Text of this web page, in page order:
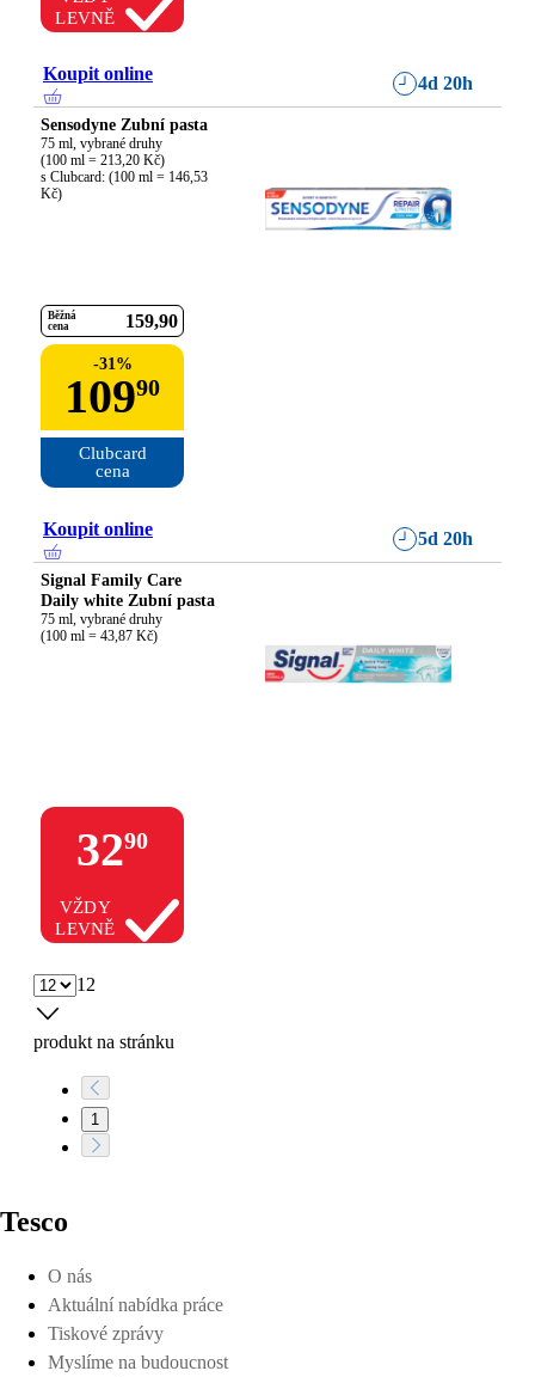
LEVNĚ
Koupit online 4d 20h
Sensodyne Zubní pasta
75 ml, vybrané druhy
(100 ml = 213,20 Kč)
s Clubcard: (100 ml = 146,53
Kč)
Běžná
cena
159 90
-31%
10990
Clubcard
cena
Koupit online 5d 20h
Signal Family Care
Daily white Zubní pasta
75 ml, vybrané druhy
(100 ml = 43,87 Kč)
3290
VŽDY
LEVNĚ
12
produkt na stránku
1
Tesco
O nás
Aktuální nabídka práce
Tiskové zprávy
Myslíme na budoucnost